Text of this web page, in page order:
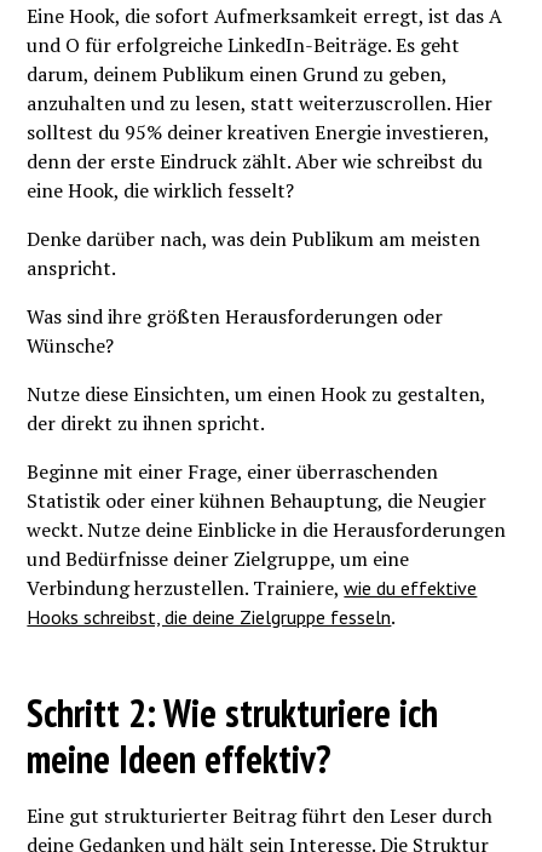
Eine Hook, die sofort Aufmerksamkeit erregt, ist das A
und O für erfolgreiche LinkedIn-Beiträge. Es geht
darum, deinem Publikum einen Grund zu geben,
anzuhalten und zu lesen, statt weiterzuscrollen. Hier
solltest du 95% deiner kreativen Energie investieren,
denn der erste Eindruck zählt. Aber wie schreibst du
eine Hook, die wirklich fesselt?
Denke darüber nach, was dein Publikum am meisten
anspricht.
Was sind ihre größten Herausforderungen oder
Wünsche?
Nutze diese Einsichten, um einen Hook zu gestalten,
der direkt zu ihnen spricht.
Beginne mit einer Frage, einer überraschenden
Statistik oder einer kühnen Behauptung, die Neugier
weckt. Nutze deine Einblicke in die Herausforderungen
und Bedürfnisse deiner Zielgruppe, um eine
Verbindung herzustellen. Trainiere,wie du effektive
Hooks schreibst, die deine Zielgruppe fesseln.
Schritt 2: Wie strukturiere ich
meine Ideen effektiv?
Eine gut strukturierter Beitrag führt den Leser durch
deine Gedanken und hält sein Interesse. Die Struktur